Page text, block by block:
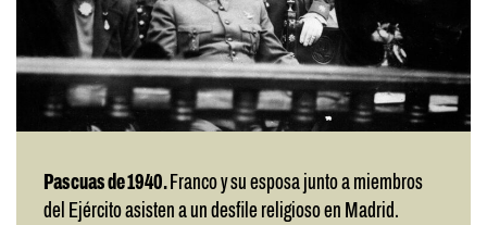
Pascuas de 1940. Franco y su esposa junto a miembros
del Ejército asisten a un desfile religioso en Madrid.